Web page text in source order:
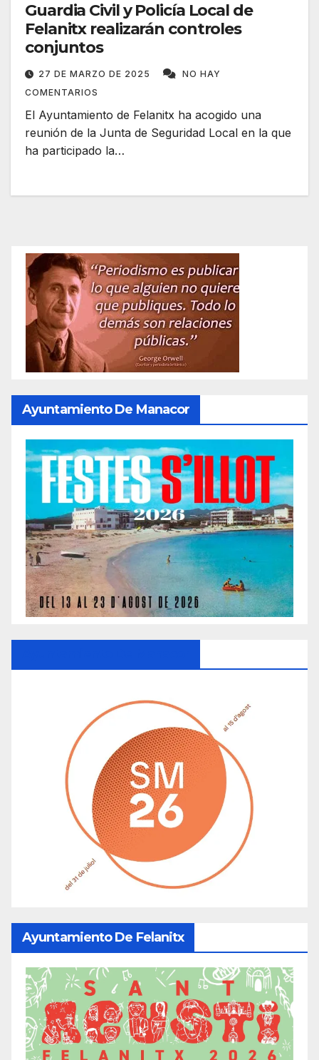
Guardia Civil y Policía Local de
Felanitx realizarán controles
conjuntos
27 DE MARZO DE 2025
NO HAY
COMENTARIOS
El Ayuntamiento de Felanitx ha acogido una
reunión de la Junta de Seguridad Local en la que
ha participado la…
Ayuntamiento De Manacor
Ayuntamiento De Felanitx